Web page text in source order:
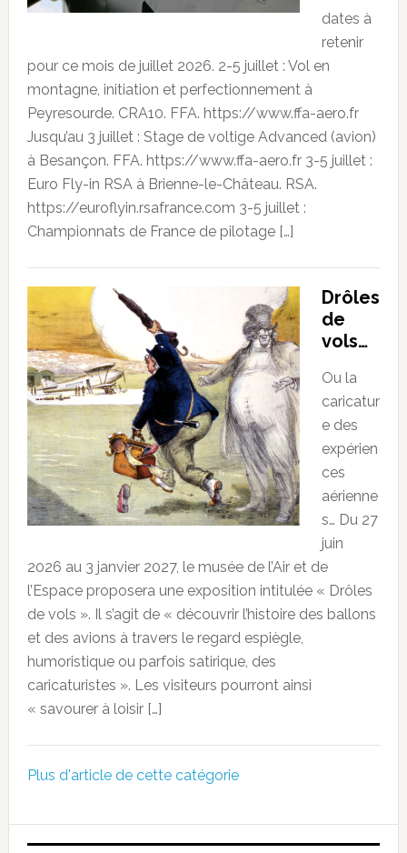
dates à
retenir
pour ce mois de juillet 2026. 2-5 juillet : Vol en
montagne, initiation et perfectionnement à
Peyresourde. CRA10. FFA. https://www.ffa-aero.fr
Jusqu’au 3 juillet : Stage de voltige Advanced (avion)
à Besançon. FFA. https://www.ffa-aero.fr 3-5 juillet :
Euro Fly-in RSA à Brienne-le-Château. RSA.
https://euroflyin.rsafrance.com 3-5 juillet :
Championnats de France de pilotage […]
Drôles
de
vols…
Ou la
caricatur
e des
expérien
ces
aérienne
s… Du 27
juin
2026 au 3 janvier 2027, le musée de l’Air et de
l’Espace proposera une exposition intitulée « Drôles
de vols ». Il s’agit de « découvrir l’histoire des ballons
et des avions à travers le regard espiègle,
humoristique ou parfois satirique, des
caricaturistes ». Les visiteurs pourront ainsi
« savourer à loisir […]
Plus d'article de cette catégorie